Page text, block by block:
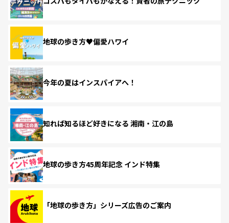
地球の歩き方♥偏愛ハワイ
今年の夏はインスパイアへ！
知れば知るほど好きになる 湘南・江の島
地球の歩き方45周年記念 インド特集
「地球の歩き方」シリーズ広告のご案内